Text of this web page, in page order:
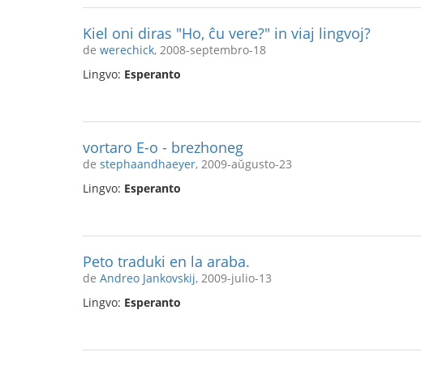
Kiel oni diras "Ho, ĉu vere?" in viaj lingvoj?
de werechick, 2008-septembro-18
Lingvo: Esperanto
vortaro E-o - brezhoneg
de stephaandhaeyer, 2009-aŭgusto-23
Lingvo: Esperanto
Peto traduki en la araba.
de Andreo Jankovskij, 2009-julio-13
Lingvo: Esperanto